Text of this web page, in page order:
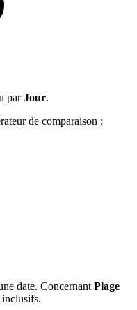
parJour.
de comparaison :
date. Concernant Plage
inclusifs.